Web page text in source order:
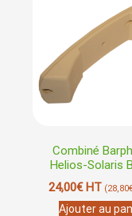
Combiné
Helios-Solaris
24,00€HT (28,80
Ajouter au